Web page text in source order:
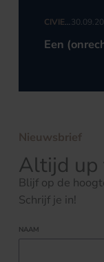
CIVIEL
RECHT
Een
Nieuwsbrief
Altijd up
Blijf op de
Schrijf je in!
NAAM